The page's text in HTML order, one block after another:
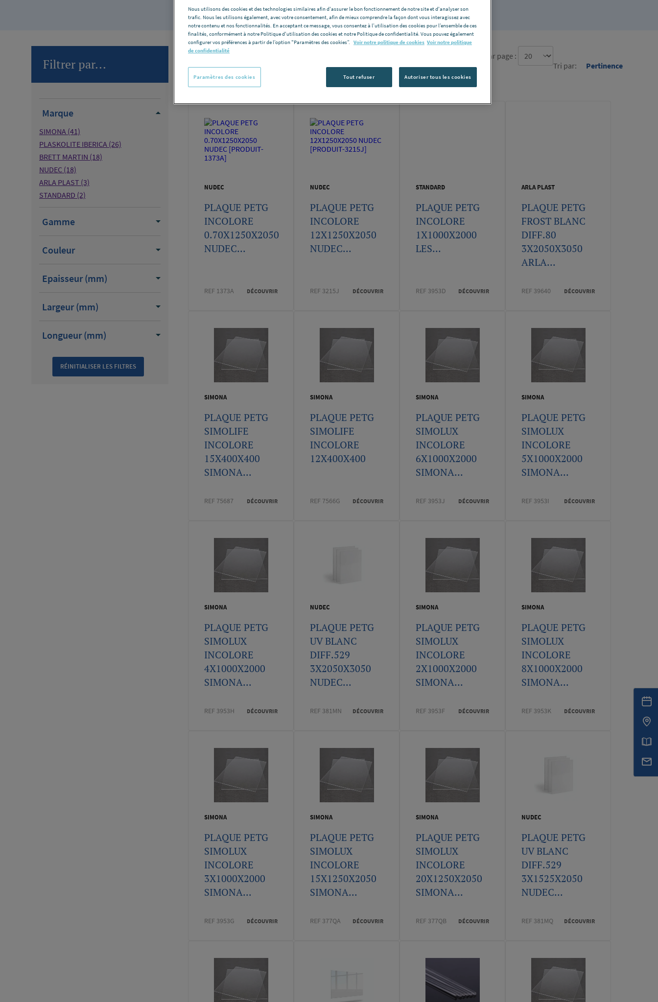
Filtrer par...
Marque
SIMONA (41)
PLASKOLITE IBERICA (26)
BRETT MARTIN (18)
NUDEC (18)
ARLA PLAST (3)
STANDARD (2)
Gamme
Couleur
Epaisseur (mm)
Largeur (mm)
Longueur (mm)
Nombre de produits:
Nombre d'élément par page :
Tri par:
Pertinence
NUDEC
PLAQUE PETG
INCOLORE
0.70X1250X2050
NUDEC...
REF 1373A DÉCOUVRIR
NUDEC
PLAQUE PETG
INCOLORE
12X1250X2050
NUDEC...
REF 3215J DÉCOUVRIR
STANDARD
PLAQUE PETG
INCOLORE
1X1000X2000
LES...
REF 3953D DÉCOUVRIR
ARLA PLAST
PLAQUE PETG
FROST BLANC
DIFF.80
3X2050X3050
ARLA...
REF 39640 DÉCOUVRIR
SIMONA
PLAQUE PETG
SIMOLIFE
INCOLORE
15X400X400
SIMONA...
REF 75687 DÉCOUVRIR
SIMONA
PLAQUE PETG
SIMOLIFE
INCOLORE
12X400X400
REF 7566G DÉCOUVRIR
SIMONA
PLAQUE PETG
SIMOLUX
INCOLORE
6X1000X2000
SIMONA...
REF 3953J DÉCOUVRIR
SIMONA
PLAQUE PETG
SIMOLUX
INCOLORE
5X1000X2000
SIMONA...
REF 3953I DÉCOUVRIR
SIMONA
PLAQUE PETG
SIMOLUX
INCOLORE
4X1000X2000
SIMONA...
REF 3953H DÉCOUVRIR
NUDEC
PLAQUE PETG
UV BLANC
DIFF.529
3X2050X3050
NUDEC...
REF 381MN DÉCOUVRIR
SIMONA
PLAQUE PETG
SIMOLUX
INCOLORE
2X1000X2000
SIMONA...
REF 3953F DÉCOUVRIR
SIMONA
PLAQUE PETG
SIMOLUX
INCOLORE
8X1000X2000
SIMONA...
REF 3953K DÉCOUVRIR
SIMONA
PLAQUE PETG
SIMOLUX
INCOLORE
3X1000X2000
SIMONA...
REF 3953G DÉCOUVRIR
SIMONA
PLAQUE PETG
SIMOLUX
INCOLORE
15X1250X2050
SIMONA...
REF 377QA DÉCOUVRIR
SIMONA
PLAQUE PETG
SIMOLUX
INCOLORE
20X1250X2050
SIMONA...
REF 377QB DÉCOUVRIR
NUDEC
PLAQUE PETG
UV BLANC
DIFF.529
3X1525X2050
NUDEC...
REF 381MQ DÉCOUVRIR
Nous utilisons des cookies et des technologies similaires afin d'assurer le bon fonctionnement de notre site et d'analyser son
trafic. Nous les utilisons également, avec votre consentement, afin de mieux comprendre la façon dont vous interagissez avec
notre contenu et nos fonctionnalités. En acceptant ce message, vous consentez à l’utilisation des cookies pour l’ensemble de ces
finalités, conformément à notre Politique d'utilisation des cookies et notre Politique de confidentialité. Vous pouvez également
configurer vos préférences à partir de l’option "Paramètres des cookies”.
Voir notre politique de cookies Voir notre politique
de confidentialité
Tout refuser Autoriser tous les cookies
Paramètres des cookies